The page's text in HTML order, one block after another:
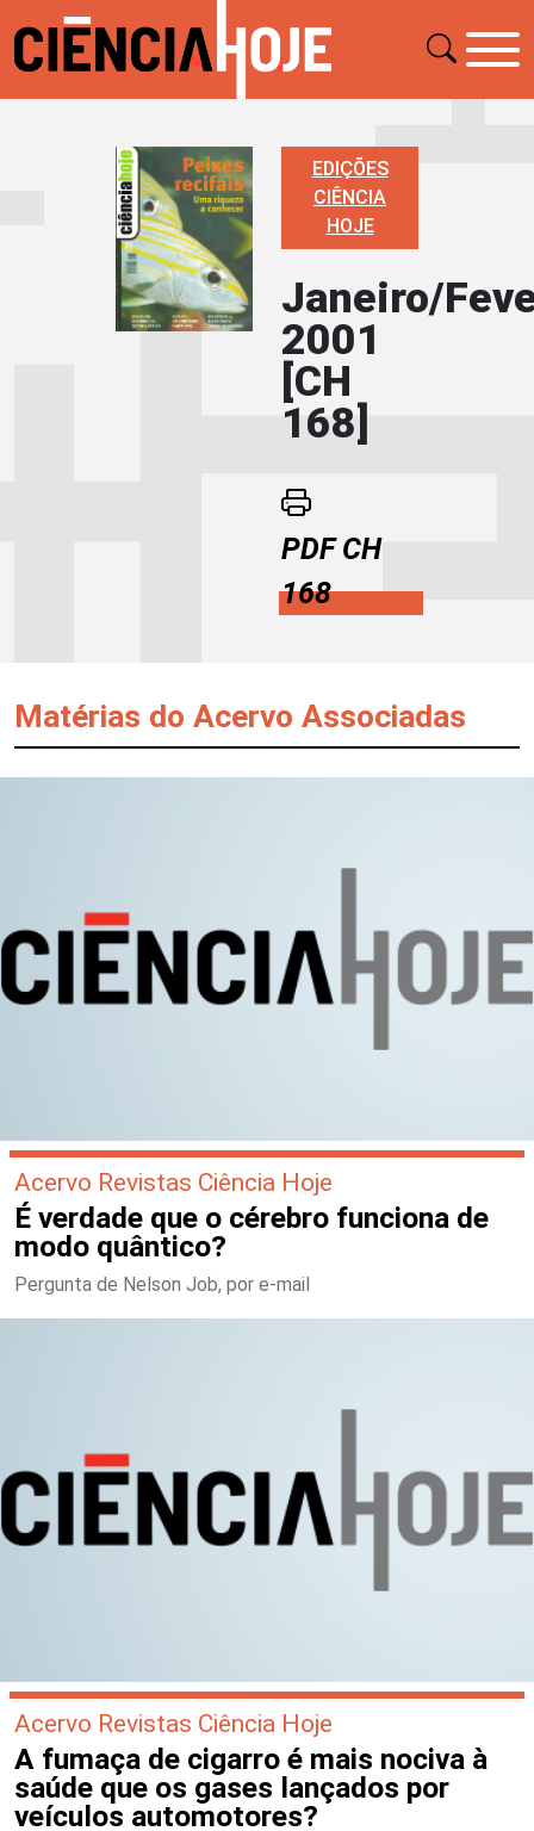
EDIÇÕES
CIÊNCIA
HOJE
Janeiro/
2001
[CH
168]
PDF CH
168
Matérias do Acervo Associadas
Acervo Revistas Ciência Hoje
É verdade que o cérebro funciona de
modo quântico?
Pergunta de Nelson Job, por e-mail
Acervo Revistas Ciência Hoje
A fumaça de cigarro é mais nociva à
saúde que os gases lançados por
veículos automotores?